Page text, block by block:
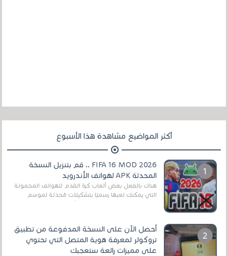
أكثر المواضيع مشاهدة هذا الأسبوع
FIFA 16 MOD 2026 .. قم بتنزيل النسخة
المحدثة APK لهواتف الأندرويد
هناك بالفعل بعض ألعاب كرة القدم للهواتف المحمولة
التي يمكنك لعبها رسميًا بتشكيلات مُحدثة لموسم
أحصل الآن على النسخة المدفوعة من تطبيق
تروكولر لمعرفة هوية المتصل التي تحتوي
على مميزات رائعة ستعجبك